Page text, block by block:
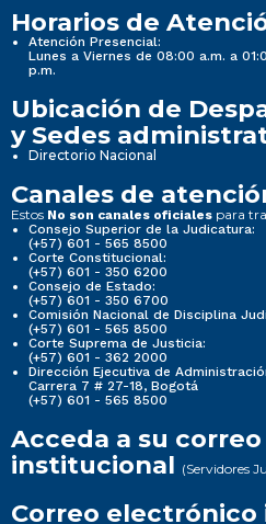
Horarios de
Atención Presencial:
Lunes a Viernes de 08:00 a.m. a
p.m.
Ubicación de
y Sedes
Directorio Nacional
Canales de
Estos No son canales oficiales para
Consejo Superior de la Judicatura:
(+57) 601 - 565 8500
Corte Constitucional:
(+57) 601 - 350 6200
Consejo de Estado:
(+57) 601 - 350 6700
Comisión Nacional de Disciplina
(+57) 601 - 565 8500
Corte Suprema de Justicia:
(+57) 601 - 362 2000
Dirección Ejecutiva de
Carrera 7 # 27-18, Bogotá
(+57) 601 - 565 8500
Acceda a su
institucional (Servidores
Correo